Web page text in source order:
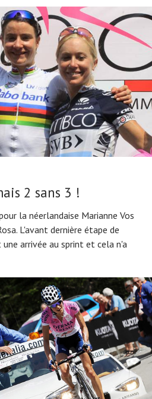
2 sans 3 !
la néerlandaise Marianne Vos
L'avant dernière étape de
arrivée au sprint et cela n'a